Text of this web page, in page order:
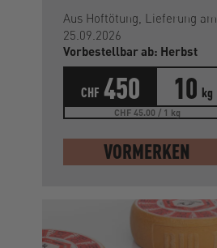
Aus Hoftötung, Lieferung am
25.09.2026
Vorbestellbar ab: Herbst
CHF 450 10 kg
CHF 45.00 / 1 kg
VORMERKEN